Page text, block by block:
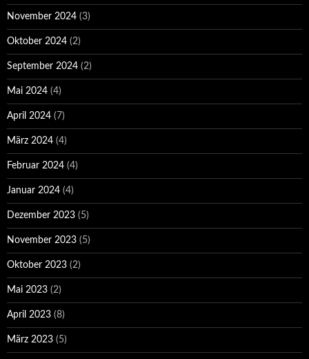
November 2024 (3)
Oktober 2024 (2)
September 2024 (2)
Mai 2024 (4)
April 2024 (7)
März 2024 (4)
Februar 2024 (4)
Januar 2024 (4)
Dezember 2023 (5)
November 2023 (5)
Oktober 2023 (2)
Mai 2023 (2)
April 2023 (8)
März 2023 (5)